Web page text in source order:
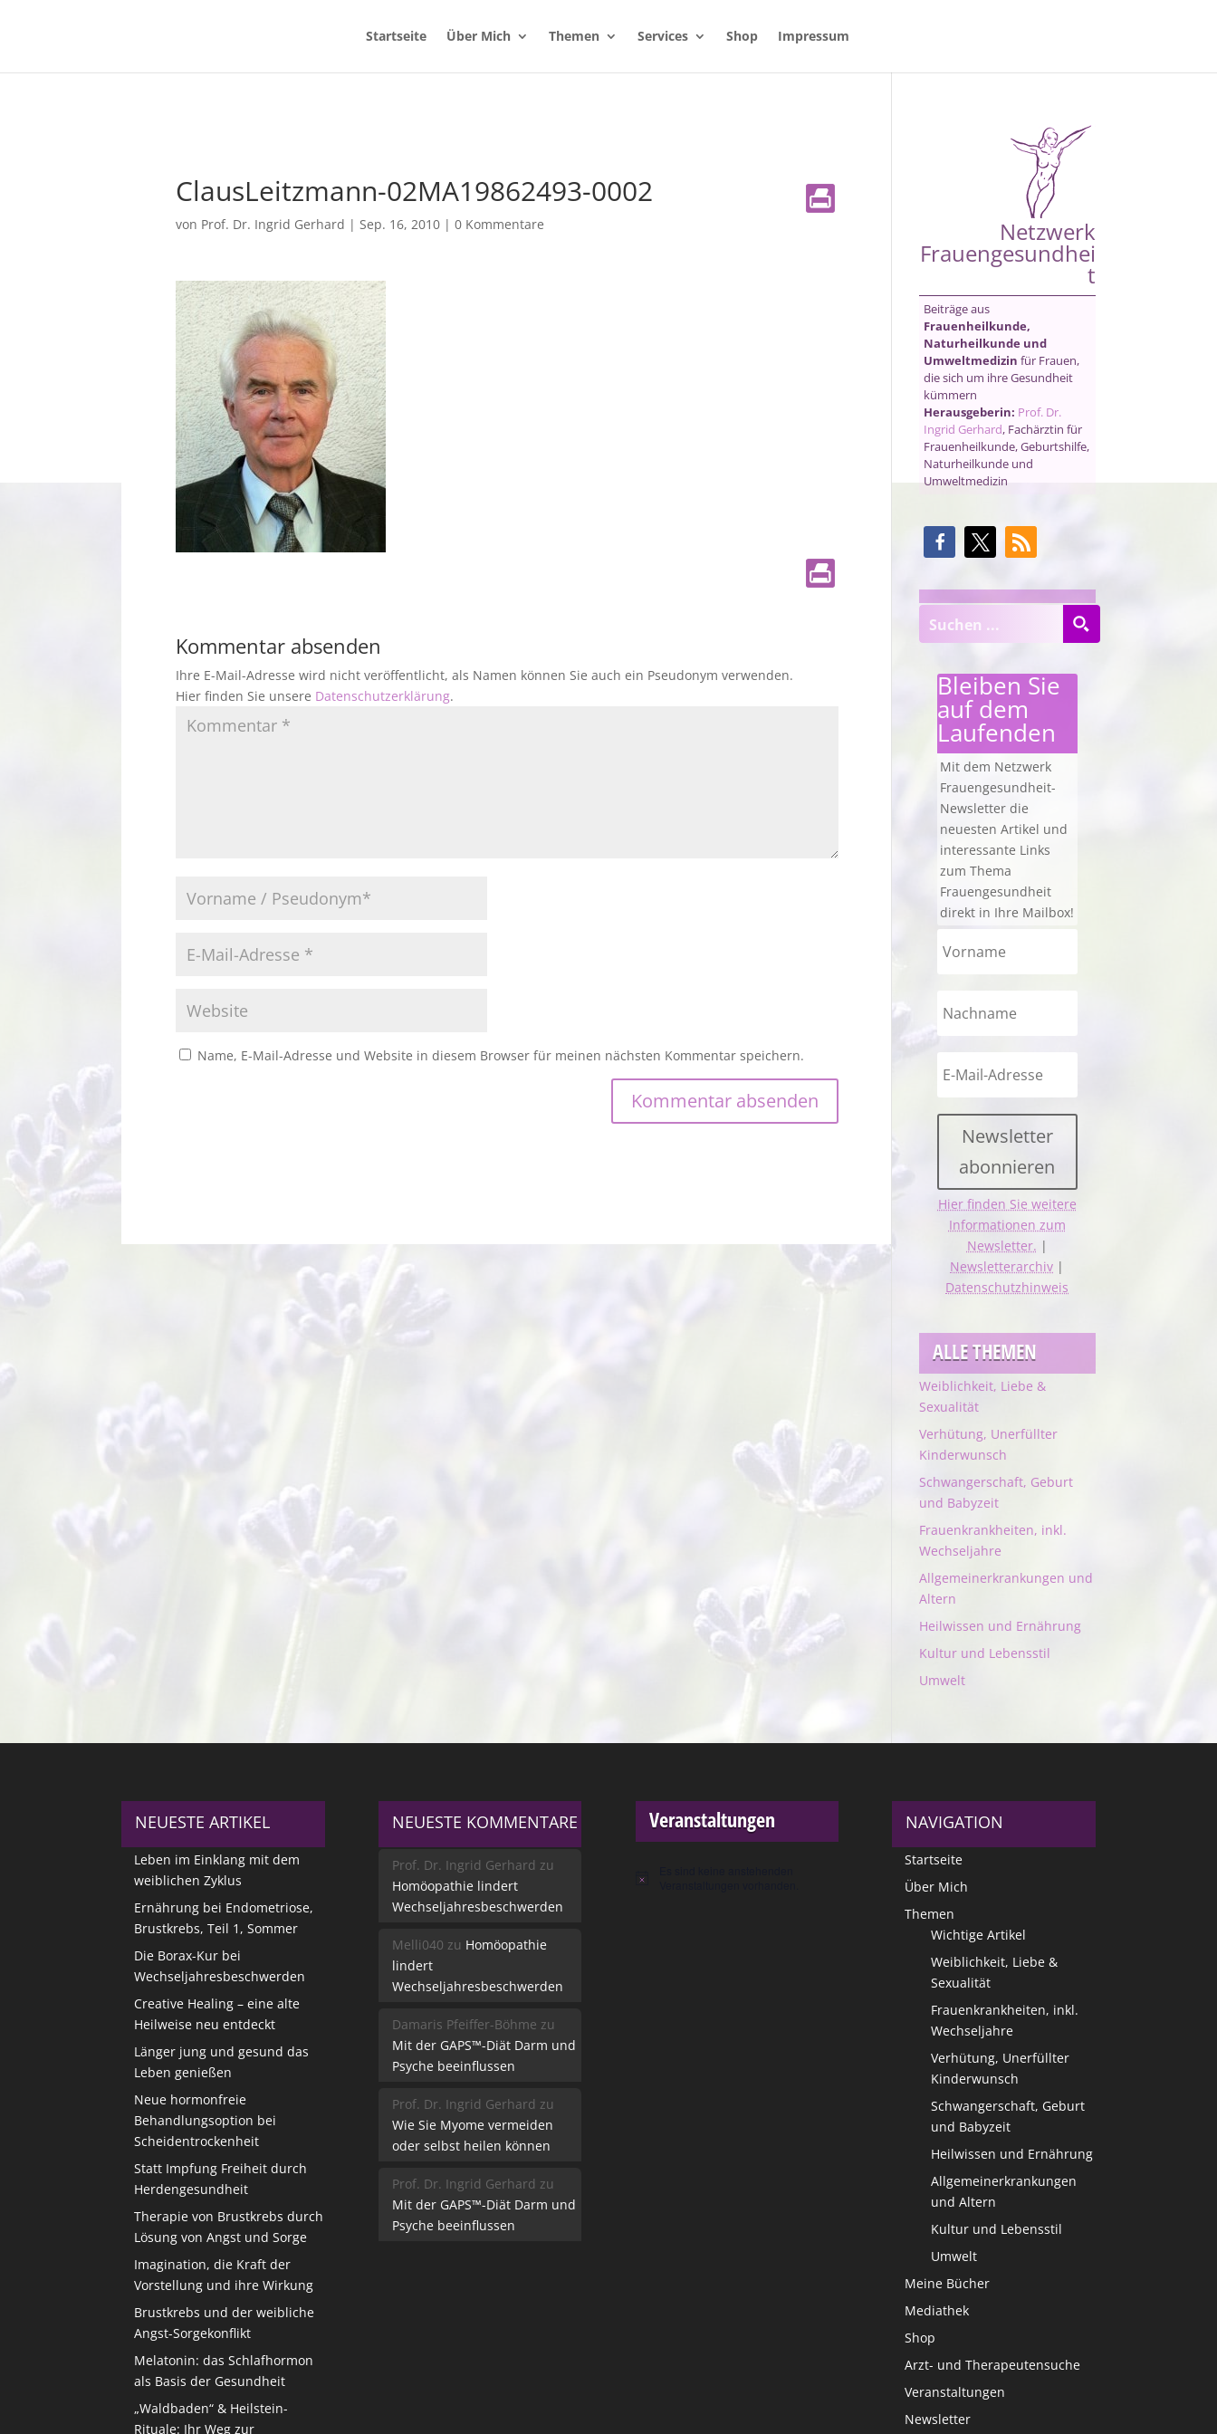
Startseite Über Mich Themen Services Shop Impressum
ClausLeitzmann-02MA19862493-0002
von Prof. Dr. Ingrid Gerhard | Sep. 16, 2010| 0 Kommentare
Kommentar absenden
Ihre E-Mail-Adresse wird nicht veröffentlicht, als Namen können Sie auch ein Pseudonym verwenden.
Hier finden Sie unsere Datenschutzerklärung.
Name, E-Mail-Adresse und Website in diesem Browser für meinen nächsten Kommentar speichern.
Netzwerk
Frauengesundhei
t
Beiträge aus
Frauenheilkunde,
Naturheilkunde und
Umweltmedizin für Frauen,
die sich um ihre Gesundheit
kümmern
Herausgeberin: Prof. Dr.
Ingrid Gerhard, Fachärztin für
Frauenheilkunde, Geburtshilfe,
Naturheilkunde und
Umweltmedizin
Bleiben Sie
auf dem
Laufenden
Mit dem Netzwerk
Frauengesundheit-
Newsletter die
neuesten Artikel und
interessante Links
zum Thema
Frauengesundheit
direkt in Ihre Mailbox!
Newsletter
abonnieren
Hier finden Sie weitere
Informationen zum
Newsletter. |
Newsletterarchiv |
Datenschutzhinweis
ALLE THEMEN
Weiblichkeit, Liebe &
Sexualität
Verhütung, Unerfüllter
Kinderwunsch
Schwangerschaft, Geburt
und Babyzeit
Frauenkrankheiten, inkl.
Wechseljahre
Allgemeinerkrankungen und
Altern
Heilwissen und Ernährung
Kultur und Lebensstil
Umwelt
NEUESTE ARTIKEL
Leben im Einklang mit dem
weiblichen Zyklus
Ernährung bei Endometriose,
Brustkrebs, Teil 1, Sommer
Die Borax-Kur bei
Wechseljahresbeschwerden
Creative Healing – eine alte
Heilweise neu entdeckt
Länger jung und gesund das
Leben genießen
Neue hormonfreie
Behandlungsoption bei
Scheidentrockenheit
Statt Impfung Freiheit durch
Herdengesundheit
Therapie von Brustkrebs durch
Lösung von Angst und Sorge
Imagination, die Kraft der
Vorstellung und ihre Wirkung
Brustkrebs und der weibliche
Angst-Sorgekonflikt
Melatonin: das Schlafhormon
als Basis der Gesundheit
„Waldbaden“ & Heilstein-
Rituale: Ihr Weg zur
NEUESTE KOMMENTARE
Prof. Dr. Ingrid Gerhard zu
Homöopathie lindert
Wechseljahresbeschwerden
Melli040 zu Homöopathie
lindert
Wechseljahresbeschwerden
Damaris Pfeiffer-Böhme zu
Mit der GAPS™-Diät Darm und
Psyche beeinflussen
Prof. Dr. Ingrid Gerhard zu
Wie Sie Myome vermeiden
oder selbst heilen können
Prof. Dr. Ingrid Gerhard zu
Mit der GAPS™-Diät Darm und
Psyche beeinflussen
Veranstaltungen
Hinweis
NAVIGATION
Startseite
Über Mich
Themen
Wichtige Artikel
Weiblichkeit, Liebe &
Sexualität
Frauenkrankheiten, inkl.
Wechseljahre
Verhütung, Unerfüllter
Kinderwunsch
Schwangerschaft, Geburt
und Babyzeit
Heilwissen und Ernährung
Allgemeinerkrankungen
und Altern
Kultur und Lebensstil
Umwelt
Meine Bücher
Mediathek
Shop
Arzt- und Therapeutensuche
Veranstaltungen
Newsletter